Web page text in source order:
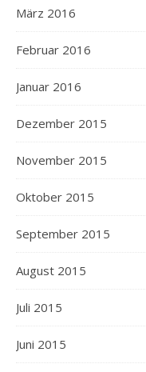
März 2016
Februar 2016
Januar 2016
Dezember 2015
November 2015
Oktober 2015
September 2015
August 2015
Juli 2015
Juni 2015